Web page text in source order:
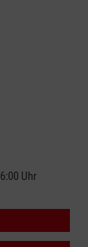
Uhr